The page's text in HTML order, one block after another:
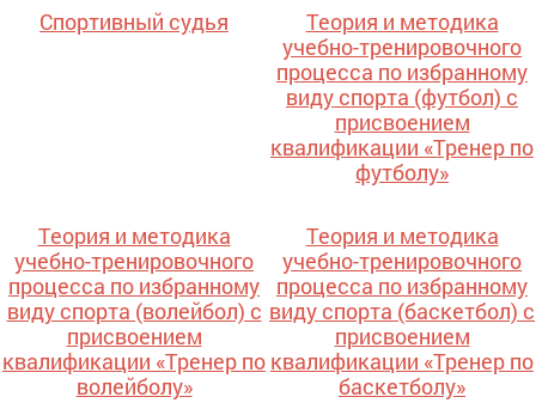
Спортивный судья
Теория и методика
учебно-тренировочного
процесса по избранному
виду спорта (футбол) с
присвоением
квалификации «Тренер по
футболу»
Теория и методика
учебно-тренировочного
процесса по избранному
виду спорта (волейбол) с
присвоением
квалификации «Тренер по
волейболу»
Теория и методика
учебно-тренировочного
процесса по избранному
виду спорта (баскетбол) с
присвоением
квалификации «Тренер по
баскетболу»